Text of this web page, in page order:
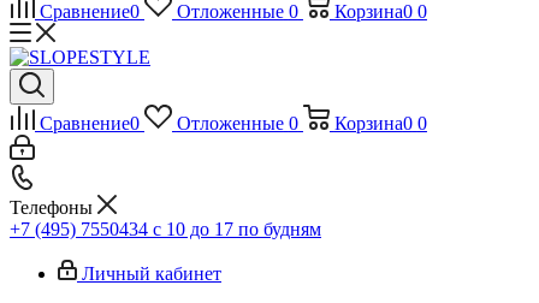
Сравнение0 Отложенные 0 Корзина0 0
Сравнение0 Отложенные 0 Корзина0 0
Телефоны
+7 (495) 7550434 с 10 до 17 по будням
Личный кабинет